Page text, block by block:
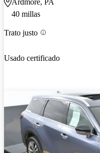
40 millas
Trato justo
Usado certificado